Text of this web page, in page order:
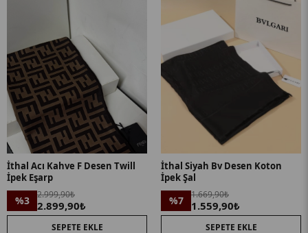
İthal Acı Kahve F Desen Twill
İpek Eşarp
%3 2.999,90₺
2.899,90₺
SEPETE EKLE
İthal Siyah Bv Desen Koton
İpek Şal
%7 1.669,90₺
1.559,90₺
SEPETE EKLE